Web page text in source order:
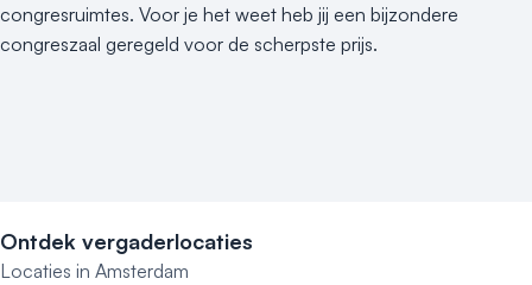
congresruimtes. Voor je het weet heb jij een bijzondere
congreszaal geregeld voor de scherpste prijs.
Ontdek vergaderlocaties
Locaties in Amsterdam